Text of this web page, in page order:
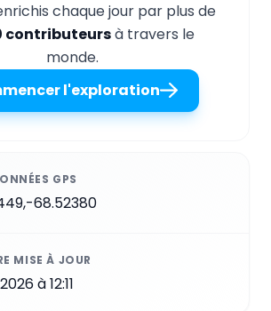
chaque jour par plus de
contributeursà travers le
monde.
l'exploration
GPS
68.52380
MISE À JOUR
à 12:11